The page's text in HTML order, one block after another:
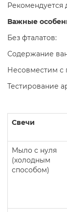
Рекомендуется
Важные
Без фталатов:
Содержание
Несовместим с
Тестирование
Свечи
Мыло с нуля
(холодным
способом)